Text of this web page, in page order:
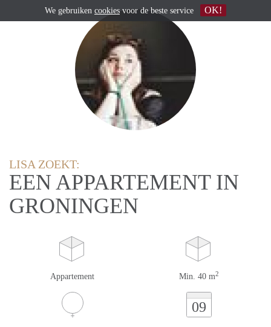
LISA ZOEKT:
EEN APPARTEMENT IN
GRONINGEN
Appartement Min. 40 m2
09
We gebruiken cookies voor de beste service OK!